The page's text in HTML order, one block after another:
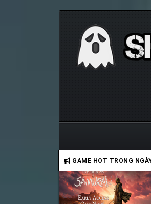
GAME HOT TRONG